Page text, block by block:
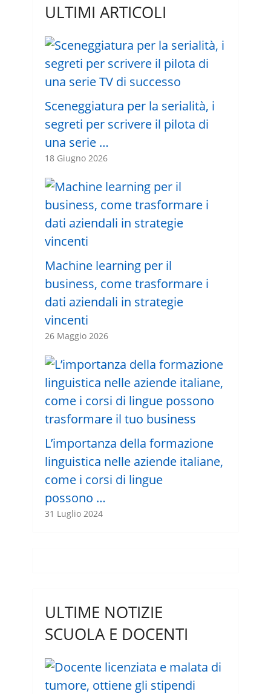
ULTIMI ARTICOLI
Sceneggiatura per la serialità, i
segreti per scrivere il pilota di
una serie …
18 Giugno 2026
Machine learning per il
business, come trasformare i
dati aziendali in strategie
vincenti
26 Maggio 2026
L’importanza della formazione
linguistica nelle aziende italiane,
come i corsi di lingue
possono …
31 Luglio 2024
ULTIME NOTIZIE
SCUOLA E DOCENTI